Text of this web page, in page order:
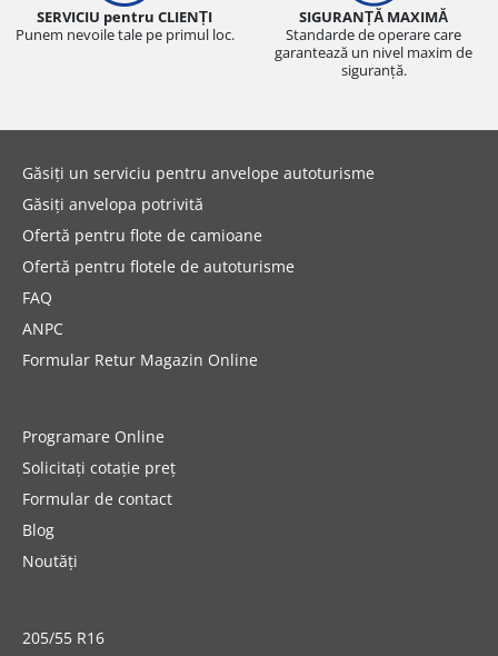
SERVICIU pentru CLIENȚI
Punem nevoile tale pe primul loc.
SIGURANȚĂ MAXIMĂ
Standarde de operare care
garantează un nivel maxim de
siguranță.
Găsiți un serviciu pentru anvelope autoturisme
Găsiți anvelopa potrivită
Ofertă pentru flote de camioane
Ofertă pentru flotele de autoturisme
FAQ
ANPC
Formular Retur Magazin Online
Programare Online
Solicitați cotație preț
Formular de contact
Blog
Noutăți
205/55 R16